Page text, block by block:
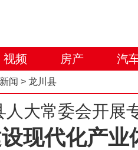
视频 房产 汽
闻 > 龙川县
人大常委会开展
现代化产业